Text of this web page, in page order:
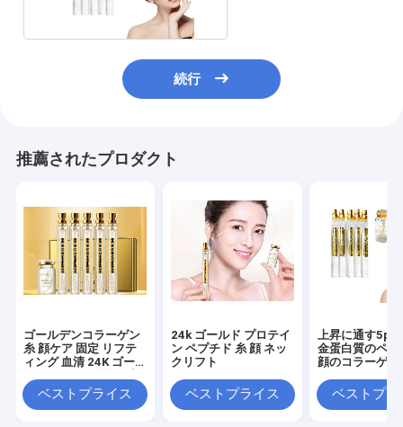
続行
推薦されたプロダクト
ゴールデンコラーゲン
糸 顔ケア 固定 リフテ
ィング 血清 24K ゴー
ド糸ベストプライス
24k ゴールド プロテイ
ン ペプチド 糸 顔 ネッ
クリフト
ベストプライス
上昇に通す
金蛋白質のペプ
顔のコラーゲン
ベストプラ